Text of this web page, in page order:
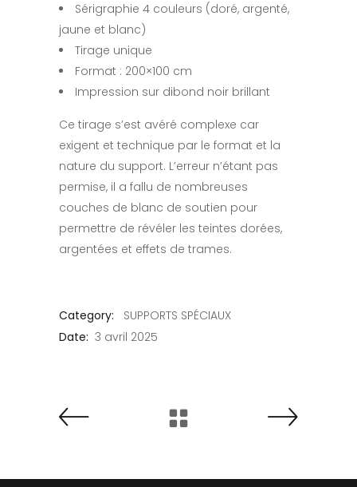
Sérigraphie 4 couleurs (doré, argenté,
jaune et blanc)
Tirage unique
Format : 200×100 cm
Impression sur dibond noir brillant
Ce tirage s’est avéré complexe car
exigent et technique par le format et la
nature du support. L’erreur n’étant pas
permise, il a fallu de nombreuses
couches de blanc de soutien pour
permettre de révéler les teintes dorées,
argentées et effets de trames.
Category:
SUPPORTS SPÉCIAUX
Date: 3 avril 2025